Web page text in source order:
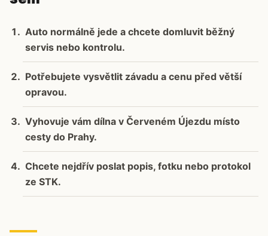
Auto normálně jede a chcete domluvit běžný
servis nebo kontrolu.
Potřebujete vysvětlit závadu a cenu před větší
opravou.
Vyhovuje vám dílna v Červeném Újezdu místo
cesty do Prahy.
Chcete nejdřív poslat popis, fotku nebo protokol
ze STK.